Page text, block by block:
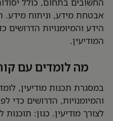
אבטחת מידע, וניתוח
הידע והמיומנויות
המודיעין.
מה לומדים עם
במסגרת תכנות מודיעין,
והמיומנויות, הדרושים כדי
לצורך מודיעין. כגון: תוכנות